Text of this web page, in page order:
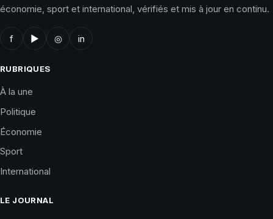
économie, sport et international, vérifiés et mis à jour en continu.
f ▶ ◎ in
RUBRIQUES
À la une
Politique
Économie
Sport
International
LE JOURNAL